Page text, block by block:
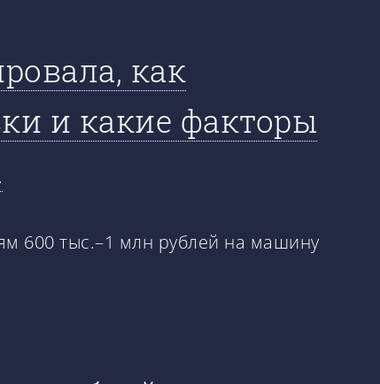
как
и какие факторы
600 тыс.–1 млн рублей на машину